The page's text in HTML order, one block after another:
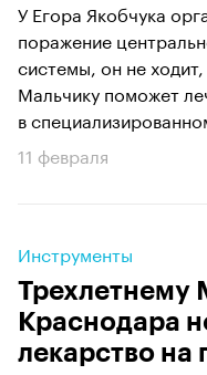
У Егора Якобчука
поражение
системы, он не
Мальчику поможет
в
11 февраля
Инструменты
Трехлетнему
Краснодара
лекарство на